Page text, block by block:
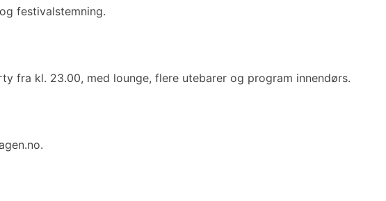
festivalstemning.
fra kl. 23.00, med lounge, flere utebarer og program innendørs.